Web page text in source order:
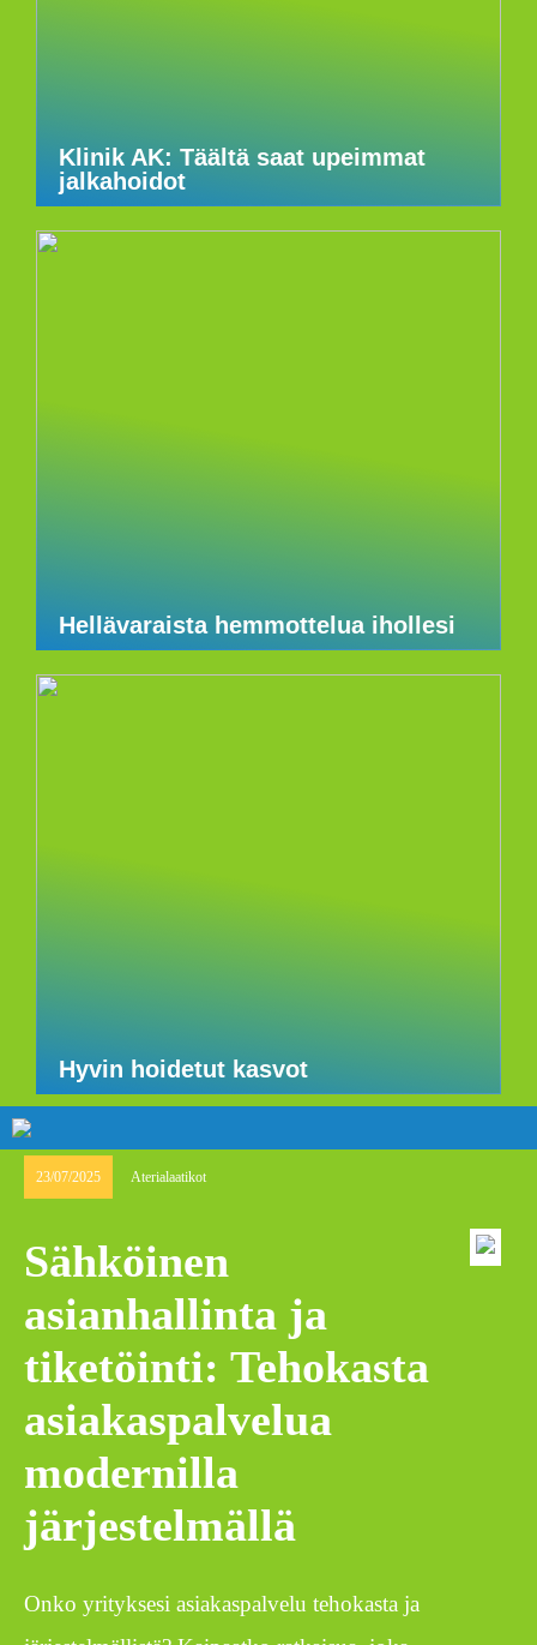
Klinik AK: Täältä saat upeimmat
jalkahoidot
Hellävaraista hemmottelua ihollesi
Hyvin hoidetut kasvot
23/07/2025 Aterialaatikot
Sähköinen
asianhallinta ja
tiketöinti: Tehokasta
asiakaspalvelua
modernilla
järjestelmällä
Onko yrityksesi asiakaspalvelu tehokasta ja